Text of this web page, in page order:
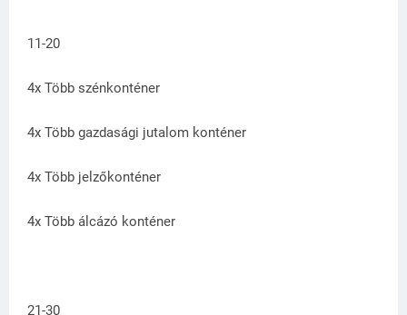
11-20
4x Több szénkonténer
4x Több gazdasági jutalom konténer
4x Több jelzőkonténer
4x Több álcázó konténer
21-30